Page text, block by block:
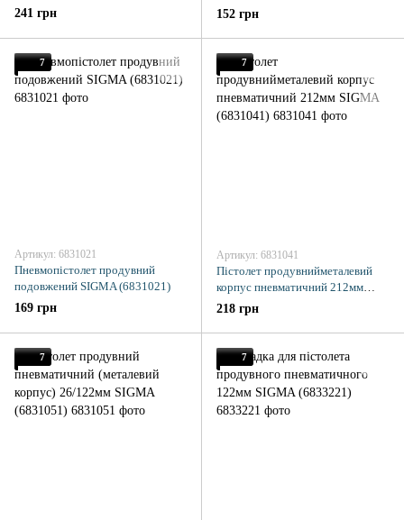
SIGMA (6831031)
241 грн
152 грн
7
Артикул: 6831021
Пневмопістолет продувний
подовжений SIGMA (6831021)
169 грн
7
Артикул: 6831041
Пістолет продувнийметалевий
корпус пневматичний 212мм
SIGMA (6831041)
218 грн
7 7